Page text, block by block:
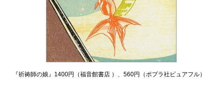
『祈祷師の娘』1400円（福音館書店 ）、560円（ポプラ社ピュアフル）